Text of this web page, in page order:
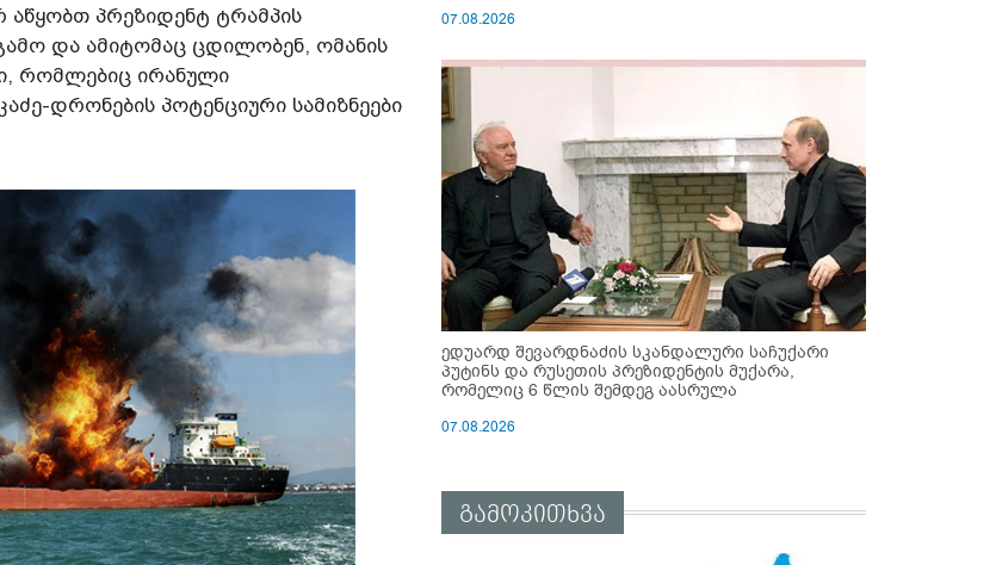
აწყობთ პრეზიდენტ ტრამპის
და ამიტომაც ცდილობენ, ომანის
რომლებიც ირანული
დრონების პოტენციური სამიზნეები
07.08.2026
ედუარდ შევარდნაძის სკანდალური საჩუქარი
პუტინს და რუსეთის პრეზიდენტის მუქარა,
რომელიც 6 წლის შემდეგ აასრულა
07.08.2026
გამოკითხვა